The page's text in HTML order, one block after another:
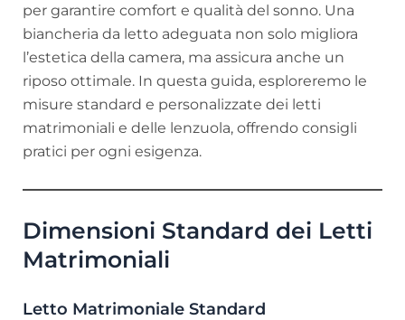
per garantire comfort e qualità del sonno. Una
biancheria da letto adeguata non solo migliora
l’estetica della camera, ma assicura anche un
riposo ottimale. In questa guida, esploreremo le
misure standard e personalizzate dei letti
matrimoniali e delle lenzuola, offrendo consigli
pratici per ogni esigenza.
Dimensioni Standard dei Letti
Matrimoniali
Letto Matrimoniale Standard